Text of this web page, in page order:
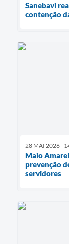
Sanebavi
contenção
28 MAI 2026 -
Maio
prevenção
servidores